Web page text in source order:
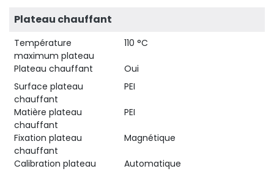
Plateau chauffant
Température
maximum plateau
110 °C
Plateau chauffant
Oui
Surface plateau
chauffant
PEI
Matière plateau
chauffant
PEI
Fixation plateau
chauffant
Magnétique
Calibration plateau
Automatique